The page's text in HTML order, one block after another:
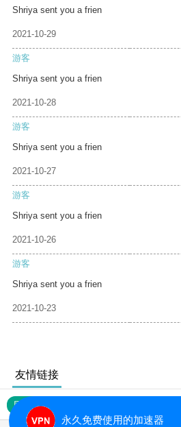
Shriya sent you a frien
2021-10-29
游客
Shriya sent you a frien
2021-10-28
游客
Shriya sent you a frien
2021-10-27
游客
Shriya sent you a frien
2021-10-26
游客
Shriya sent you a frien
2021-10-23
友情链接
网站地图
永久免费使用的加速器